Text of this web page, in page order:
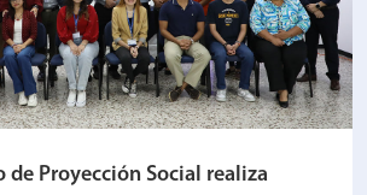
de Proyección Social realiza